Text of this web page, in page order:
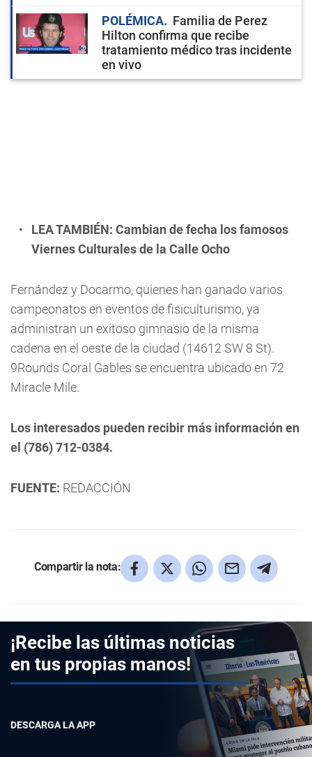
POLÉMICA
Familia de Perez
Hilton confirma que recibe
tratamiento médico tras incidente
en vivo
LEA TAMBIÉN: Cambian de fecha los famosos
Viernes Culturales de la Calle Ocho
Fernández y Docarmo, quienes han ganado varios
campeonatos en eventos de fisiculturismo, ya
administran un exitoso gimnasio de la misma
cadena en el oeste de la ciudad (14612 SW 8 St).
9Rounds Coral Gables se encuentra ubicado en 72
Miracle Mile.
Los interesados pueden recibir más información en
el (786) 712-0384.
FUENTE: REDACCIÓN
Compartir la nota:
¡Recibe las últimas noticias
en tus propias manos!
DESCARGA LA APP